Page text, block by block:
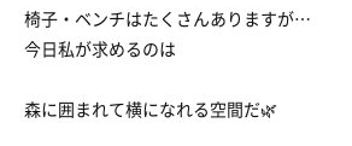
椅子・ベンチはたくさんありますが…
今日私が求めるのは
森に囲まれて横になれる空間だ🌿